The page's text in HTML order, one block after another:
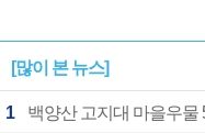
[많이 본 뉴스]
1 백양산 고지대 마을우물